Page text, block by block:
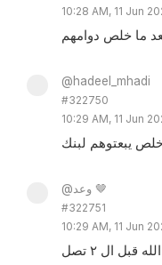
10:28 AM, 11 Jun
ما خلص دوامهم
@hadeel_mhadi
#322750
10:29 AM, 11 Jun
يبعتوهم لبنك
@وعد 🤎
#322751
10:29 AM, 11 Jun
قبل ال ٢ تصل